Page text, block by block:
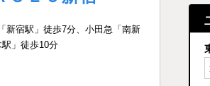
新宿駅」徒歩7分、小田急「南新
」徒歩10分